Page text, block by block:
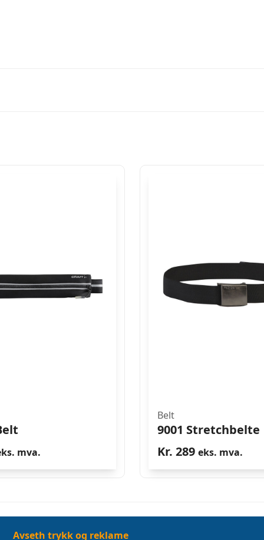
mva.
Belt
9001 Stretchbelte
Kr. 289 eks. mva.
Avseth trykk og reklame